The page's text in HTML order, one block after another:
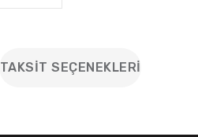
TAKSIT SEÇENEKLERI